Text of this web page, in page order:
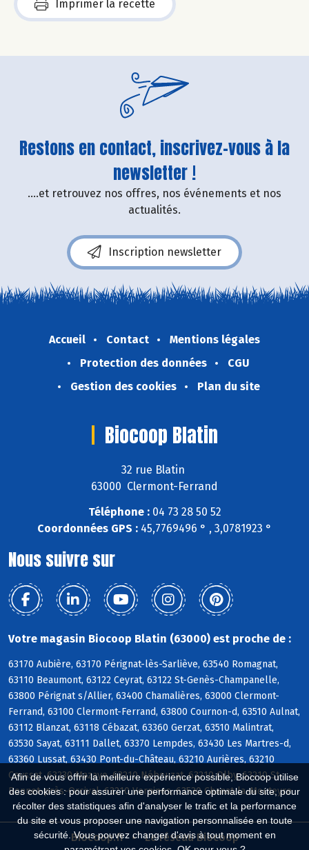
Afin de vous offrir la meilleure expérience possible, Biocoop utilise
des cookies : pour assurer une performance optimale du site, pour
récolter des statistiques afin d'analyser le trafic et la performance
du site et vous proposer une navigation personnalisée en toute
sécurité. Vous pouvez changer d'avis à tout moment en
Imprimer la recette
Restons en contact, inscrivez-vous à la
newsletter !
....et retrouvez nos offres, nos événements et nos
actualités.
Inscription newsletter
Accueil Contact
Mentions légales
Protection des données
CGU
Gestion des cookies
Plan du site
Biocoop Blatin
32 rue Blatin
63000 Clermont-Ferrand
Téléphone :04 73 28 50 52
Coordonnées GPS : 45,7769496 ° , 3,0781923 °
Nous suivre sur
Votre magasin Biocoop Blatin (63000) est proche de :
63170 Aubière, 63170 Pérignat-lès-Sarliève, 63540 Romagnat,
63110 Beaumont, 63122 Ceyrat, 63122 St-Genès-Champanelle,
63800 Pérignat s/Allier, 63400 Chamalières, 63000 Clermont-
Ferrand, 63100 Clermont-Ferrand, 63800 Cournon-d, 63510 Aulnat,
63112 Blanzat, 63118 Cébazat, 63360 Gerzat, 63510 Malintrat,
63530 Sayat, 63111 Dallet, 63370 Lempdes, 63430 Les Martres-d,
63360 Lussat, 63430 Pont-du-Château, 63210 Aurières, 63210
Ceyssat, 63230 Mazaye, 63210 Nébouzat, 63210 Olby, 63210 St-
Bonnet-près-Orcival, 63210 Vernines, 63530 Chanat-la-Mouteyre
Biocoop.fr Le réseau Biocoop